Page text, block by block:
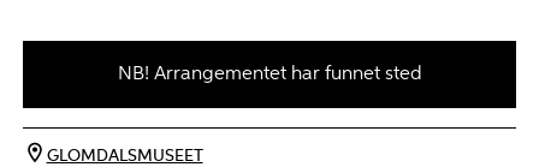
NB! Arrangementet har funnet sted
GLOMDALSMUSEET